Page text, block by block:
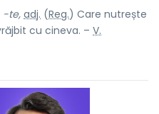
-te, adj. (Reg.) Care nutrește
cu cineva. – V.